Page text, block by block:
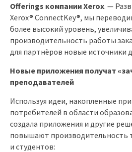
Offerings компании Xerox. —
Xerox® ConnectKey®, мы
более высокий уровень,
производительность работы
для партнёров новые источники
Новые приложения получат
преподавателей
Используя идеи, накопленные
потребителей в области
создала приложения и другие
повышают производительность
и студентов: